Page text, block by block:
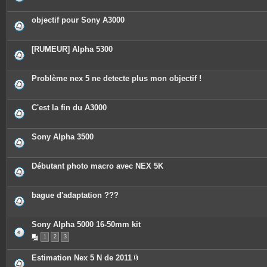
objectif pour Sony A3000
[RUMEUR] Alpha 5300
Problème nex 5 ne detecte plus mon objectif !
C'est la fin du A3000
Sony Alpha 3500
Débutant photo macro avec NEX 5K
bague d'adaptation ???
Sony Alpha 5000 16-50mm kit
1 2 3
Estimation Nex 5 N de 2011